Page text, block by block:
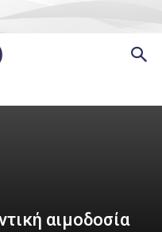
αιμοδοσία